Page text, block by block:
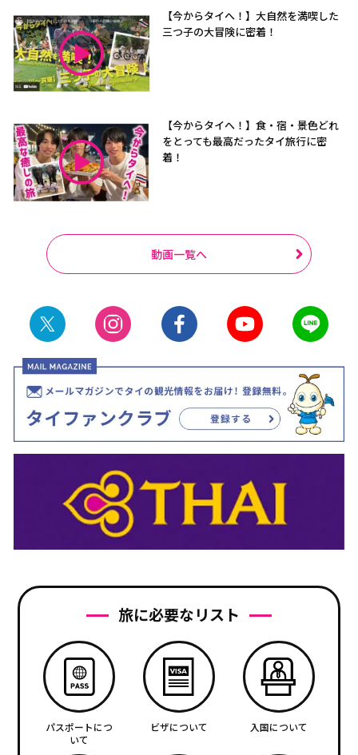
【今からタイへ！】大自然を満喫した
三つ子の大冒険に密着！
【今からタイへ！】食・宿・景色どれ
をとっても最高だったタイ旅行に密
着！
動画一覧へ
旅に必要なリスト
パスポートにつ
いて
ビザについて 入国について